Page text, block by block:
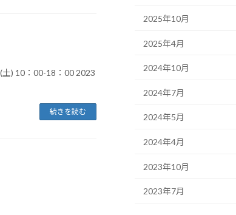
) 10：00-18：00 2023
続きを読む
2025年10月
2025年4月
2024年10月
2024年7月
2024年5月
2024年4月
2023年10月
2023年7月